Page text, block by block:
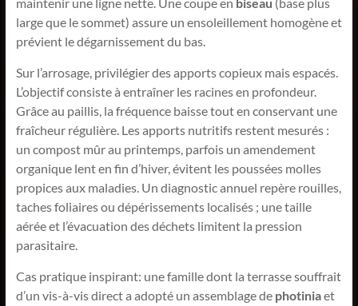
large que le sommet) assure un ensoleillement homogène et
prévient le dégarnissement du bas.
Sur l’arrosage, privilégier des apports copieux mais espacés.
L’objectif consiste à entraîner les racines en profondeur.
Grâce au paillis, la fréquence baisse tout en conservant une
fraîcheur régulière. Les apports nutritifs restent mesurés :
un compost mûr au printemps, parfois un amendement
organique lent en fin d’hiver, évitent les poussées molles
propices aux maladies. Un diagnostic annuel repère rouilles,
taches foliaires ou dépérissements localisés ; une taille
aérée et l’évacuation des déchets limitent la pression
parasitaire.
Cas pratique inspirant: une famille dont la terrasse souffrait
d’un vis-à-vis direct a adopté un assemblage de photiniaet